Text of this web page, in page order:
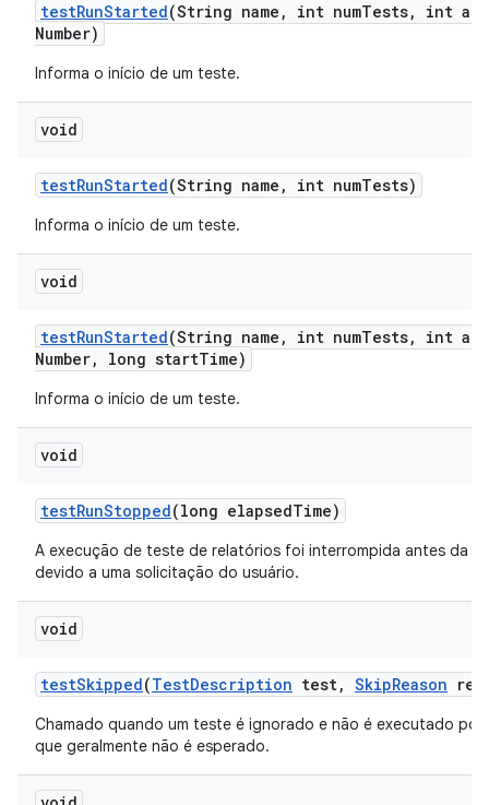
testRunStarted(String name , int numTests,
int
Number)
Informa o início de um teste.
void
testRunStarted(String name , int numTests)
Informa o início de um teste.
void
testRunStarted(String name , int numTests,
int
Number, long startTime)
Informa o início de um teste.
void
testRunStopped(long elapsedTime)
A execução de teste de relatórios foi interrompida antes da
devido a uma solicitação do usuário.
void
testSkipped(TestDescription test, SkipReason
Chamado quando um teste é ignorado e não é executado por
que geralmente não é esperado.